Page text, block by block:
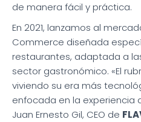
de manera fácil y práctica.
En 2021, lanzamos al
Commerce diseñada
restaurantes, adaptada a
sector gastronómico. «El
viviendo su era más
enfocada en la experiencia
Juan Ernesto Gil, CEO de